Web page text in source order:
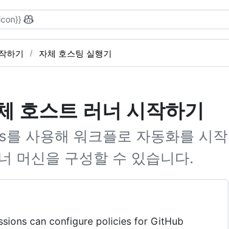
하기 자체 호스팅 실행기
호스트 러너 시작하기
사용해 워크플로 자동화를 시작
머신을 구성할 수 있습니다.
can configure policies for GitHub